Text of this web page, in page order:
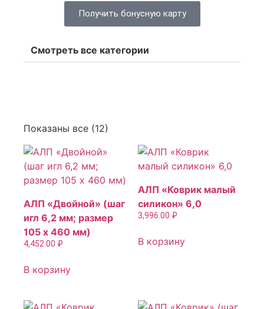
Получить бонусную карту
Смотреть все категории
Показаны все (12)
АЛП «Двойной» (шаг
игл 6,2 мм; размер
105 х 460 мм)
4,452.00 ₽
В корзину
АЛП «Коврик малый
силикон» 6,0
3,996.00 ₽
В корзину